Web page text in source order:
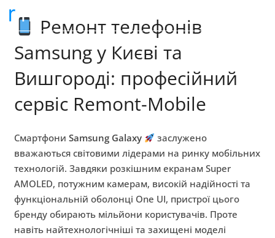
Ремонт телефонів
Samsung у Києві та
Вишгороді: професійний
сервіс Remont-Mobile
Смартфони Samsung Galaxy
заслужено
вважаються світовими лідерами на ринку мобільних
технологій. Завдяки розкішним екранам Super
AMOLED, потужним камерам, високій надійності та
функціональній оболонці One UI, пристрої цього
бренду обирають мільйони користувачів. Проте
навіть найтехнологічніші та захищені моделі